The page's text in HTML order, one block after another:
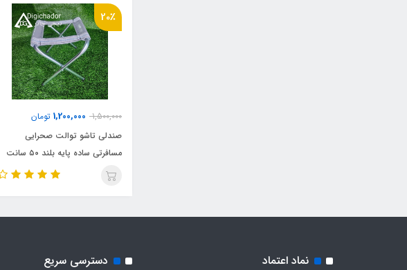
20٪
1,500,000
1,200,000 تومان
صندلی تاشو توالت صحرایی
مسافرتی ساده پایه بلند ۵۰ سانت
نماد اعتماد دسترسی سریع